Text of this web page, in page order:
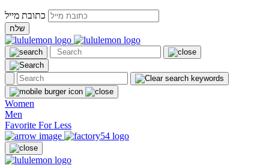
שלח
Women
Men
Favorite For Less